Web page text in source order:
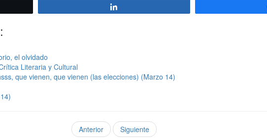
el olvidado
Literaria y Cultural
que vienen, que vienen (las elecciones) (Marzo 14)
Anterior Siguiente